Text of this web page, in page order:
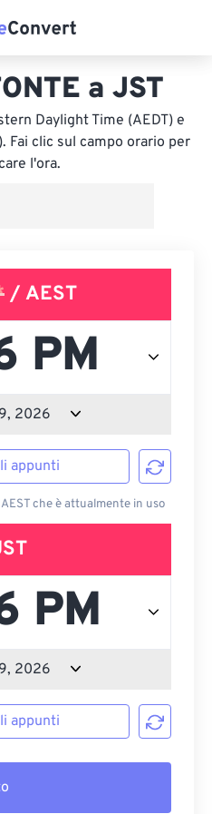
a JST
Daylight Time (AEDT) e
Fai clic sul campo orario per
l'ora.
/ AEST
appunti
che è attualmente in uso
appunti